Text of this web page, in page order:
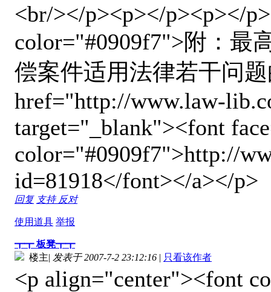
<br/></p><p></p><p></
color="#0909f7">附：最
偿案件适用法律若干问
href="http://www.law-
target="_blank"><font
color="#0909f7">http://
id=81918</font></a></p>
回复 支持 反对
使用道具 举报
┳┳ 板凳┳┳
楼主| 发表于 2007-7-2 23:12:16 | 只看该作者
<p align="center"><font